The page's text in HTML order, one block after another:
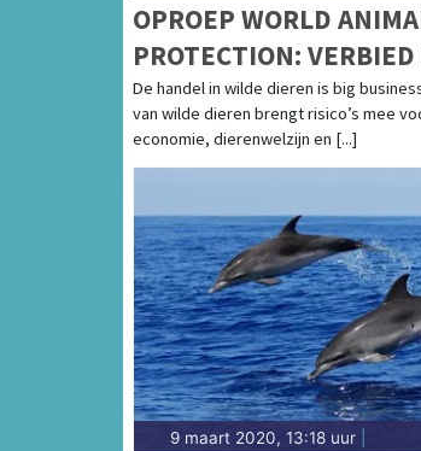
OPROEP WORLD
PROTECTION:
IN WILDE DIEREN
De handel in wilde dieren is big
van wilde dieren brengt risico’s mee
economie, dierenwelzijn en [...]
9 maart 2020, 13:18 uur